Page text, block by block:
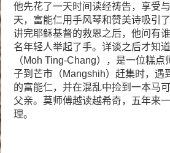
他先花了一天时间读经祷告，享受
天，富能仁用手风琴和赞美诗吸引
讲完耶稣基督的救恩之后，他问有
名年轻人举起了手。详谈之后才知
（Moh Ting-Chang），是一位糕
子到芒市（Mangshih）赶集时，遇
的富能仁，并在混乱中捡到一本马
父亲。莫师傅越读越希奇，五年来
理。